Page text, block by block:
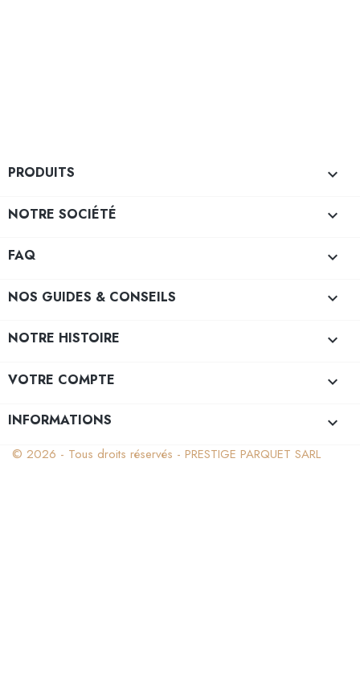
PRODUITS 
NOTRE SOCIÉTÉ 
FAQ 
NOS GUIDES & CONSEILS 
NOTRE HISTOIRE 
VOTRE COMPTE 
INFORMATIONS keyboard_arrow_down
© 2026 - Tous droits réservés - PRESTIGE PARQUET SARL